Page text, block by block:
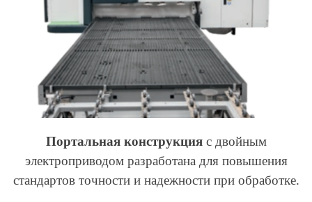
Портальная конструкцияс двойным
электроприводом разработана для повышения
стандартов точности и надежности при обработке.